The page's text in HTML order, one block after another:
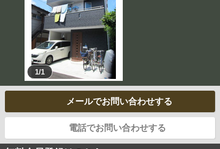
1/1
メールでお問い合わせする
電話でお問い合わせする